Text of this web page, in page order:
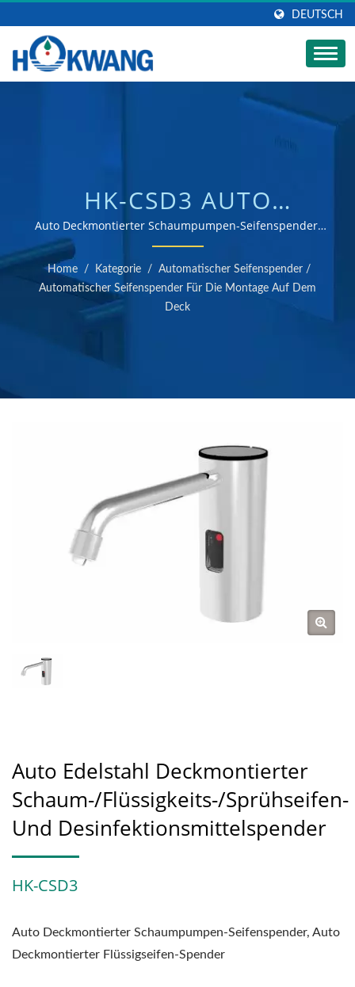
DEUTSCH
HK-CSD3 AUTO
EDELSTAHL
DECKMONTIERTER
FLÜSSIGKEITS-/
| KÜCHEN- UND
WASSERHAHN-
HERSTELLER |
HOKWANG
Auto Deckmontierter Schaumpumpen-Seifenspender,
Auto Deckmontierter Flüssigseifen-Spender | ISO 9001
& 14001 zertifizierter Hersteller von Händetrocknern
und Seifenspendern
Home / Kategorie / Automatischer Seifenspender /
Automatischer Seifenspender Für Die Montage Auf Dem
Deck
Auto Edelstahl Deckmontierter
Schaum-/Flüssigkeits-/Sprühseifen-
Und Desinfektionsmittelspender
HK-CSD3
Auto Deckmontierter Schaumpumpen-Seifenspender, Auto
Deckmontierter Flüssigseifen-Spender